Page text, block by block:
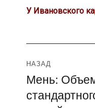
У Ивановского
Навигация
по
НАЗАД
Предыдущая
запись:
Мень: